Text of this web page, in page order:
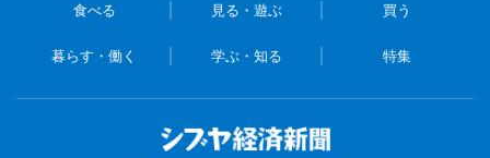
食べる 見る・遊ぶ 買う
暮らす・働く 学ぶ・知る 特集